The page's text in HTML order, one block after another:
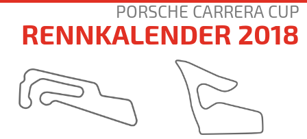
PORSCHE CARRERA CUP
RENNKALENDER 2018